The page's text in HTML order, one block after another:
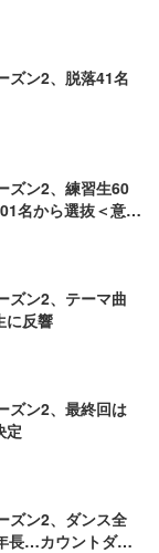
ズン2、脱落41名
ズン2、練習生60
名から選抜＜意気
ズン2、テーマ曲
に反響
ズン2、最終回は
定
ズン2、ダンス全
長…カウントダウ